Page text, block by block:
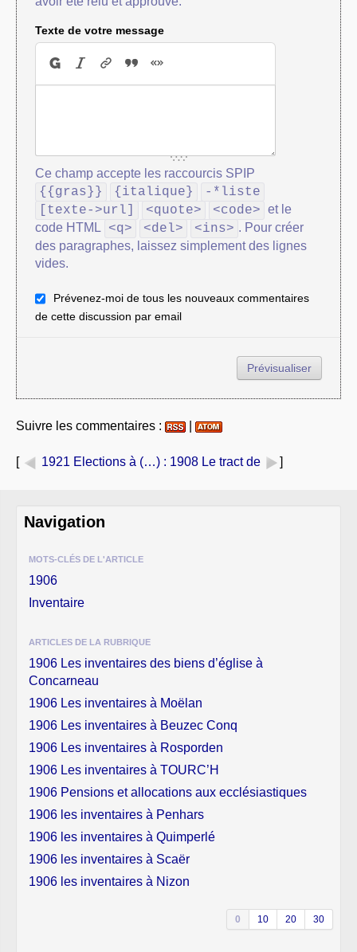
Texte de votre message
Ce champ accepte les raccourcis SPIP
{{gras}} {italique}
-*liste
[texte->url]
<quote> <code> et le
code HTML
<q> <del> <ins> . Pour créer
des paragraphes, laissez simplement des lignes
vides.
Prévenez-moi de tous les nouveaux commentaires
de cette discussion par email
Suivre les commentaires :
[ 1921 Elections à (…) : 1908 Le tract de ]
Navigation
MOTS-CLÉS DE L'ARTICLE
1906
Inventaire
ARTICLES DE LA RUBRIQUE
1906 Les inventaires des biens d’église à
Concarneau
1906 Les inventaires à Moëlan
1906 Les inventaires à Beuzec Conq
1906 Les inventaires à Rosporden
1906 Les inventaires à TOURC’H
1906 Pensions et allocations aux ecclésiastiques
1906 les inventaires à Penhars
1906 les inventaires à Quimperlé
1906 les inventaires à Scaër
1906 les inventaires à Nizon
0 10 20 30